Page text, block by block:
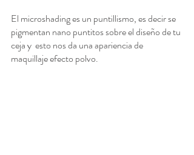
El microshading es un puntillismo, es decir se
pigmentan nano puntitos sobre el diseño de tu
ceja y  esto nos da una apariencia de
maquillaje efecto polvo.